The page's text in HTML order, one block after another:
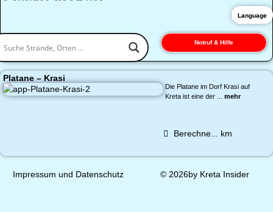
Notruf & Hilfe
Platane – Krasi
Die Platane im Dorf Krasi auf
Kreta ist eine der ... mehr
Berechne... km
Impressum und Datenschutz © 2026by Kreta Insider
Language